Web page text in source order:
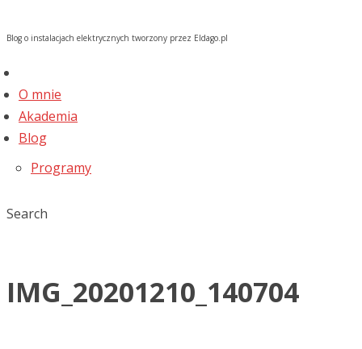
Blog o instalacjach elektrycznych tworzony przez Eldago.pl
O mnie
Akademia
Blog
Programy
Search
IMG_20201210_140704